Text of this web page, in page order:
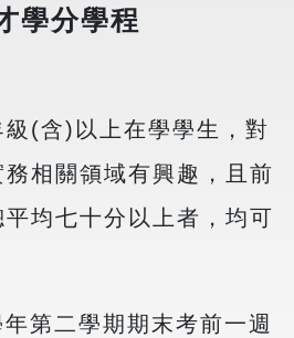
學分學程
級(含)以上在學學生，對
相關領域有興趣，且前
均七十分以上者，均可
第二學期期末考前一週